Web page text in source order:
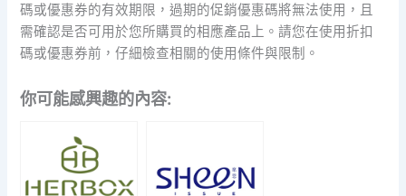
碼或優惠券的有效期限，過期的促銷優惠碼將無法使用，且
需確認是否可用於您所購買的相應產品上。請您在使用折扣
碼或優惠券前，仔細檢查相關的使用條件與限制。
你可能感興趣的內容: